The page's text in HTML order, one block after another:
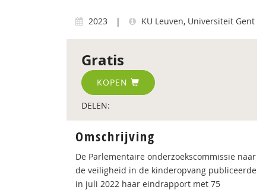
2023 | KU Leuven, Universiteit Gent
Gratis
KOPEN
DELEN:
Omschrijving
De Parlementaire onderzoekscommissie naar
de veiligheid in de kinderopvang publiceerde
in juli 2022 haar eindrapport met 75